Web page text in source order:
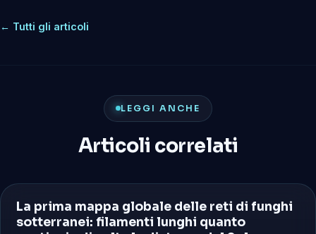
← Tutti gli articoli
LEGGI ANCHE
Articoli correlati
🔬 SCIENZA & SOCIETÀ
La prima mappa globale delle reti di funghi
sotterranei: filamenti lunghi quanto